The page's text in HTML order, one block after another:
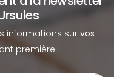
informations sur vos
première.